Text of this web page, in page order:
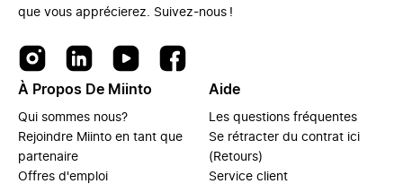
que vous apprécierez. Suivez-nous !
À Propos De Miinto
Qui sommes nous?
Rejoindre Miinto en tant que
partenaire
Offres d'emploi
Aide
Les questions fréquentes
Se rétracter du contrat ici
(Retours)
Service client